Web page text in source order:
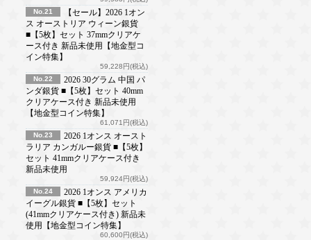
No.21
【セール】2026 1オン
ス オーストリア ウィーン銀貨
■【5枚】セット 37mmクリアケ
ース付き 新品未使用【地金型コ
イン特集】
59,228円(税込)
No.22
2026 30グラム 中国 パ
ンダ銀貨 ■【5枚】セット 40mm
クリアケース付き 新品未使用
【地金型コイン特集】
61,071円(税込)
No.23
2026 1オンス オースト
ラリア カンガルー銀貨 ■【5枚】
セット 41mmクリアケース付き
新品未使用
59,924円(税込)
No.24
2026 1オンス アメリカ
イーグル銀貨 ■【5枚】セット
(41mmクリアケース付き) 新品未
使用【地金型コイン特集】
60,600円(税込)